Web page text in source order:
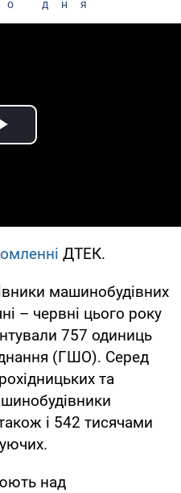
дня
Play Video
ДТЕК.
машинобудівних
– червні цього року
757 одиниць
(ГШО). Серед
та
і 542 тисячами
над